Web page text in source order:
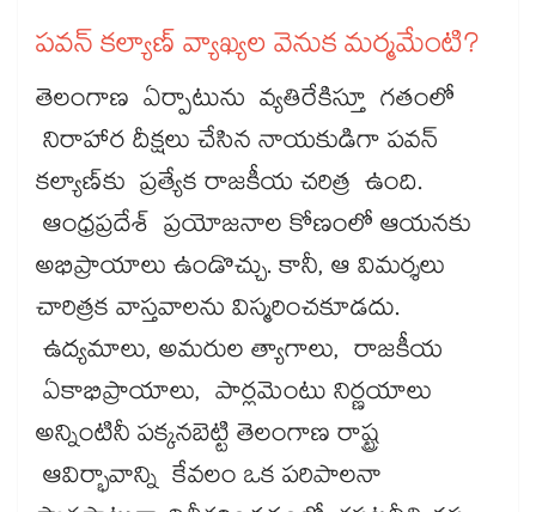
పవన్ కల్యాణ్ వ్యాఖ్యల వెనుక మర్మమేంటి?
తెలంగాణ ఏర్పాటును వ్యతిరేకిస్తూ గతంలో
నిరాహార దీక్షలు చేసిన నాయకుడిగా పవన్
కల్యాణ్‌‌‌‌‌‌‌‌‌‌‌‌‌‌‌‌‌‌‌‌‌‌‌‌‌‌‌‌‌‌‌‌‌‌‌‌‌‌‌‌‌‌‌‌‌‌‌‌‌‌‌‌‌‌‌‌‌‌‌‌‌‌‌‌‌‌‌‌‌‌‌‌‌‌‌‌‌‌‌‌‌‌‌‌‌‌‌‌‌‌‌‌‌‌‌‌‌‌‌‌‌‌‌‌‌‌‌‌‌‌‌‌‌‌‌‌‌‌‌‌‌‌‌‌‌‌‌‌‌‌‌‌‌‌‌‌‌‌‌‌‌‌‌‌‌‌‌‌‌‌‌‌‌‌‌‌‌‌‌‌‌‌‌‌‌‌‌‌‌‌‌‌‌‌‌‌‌‌‌‌‌‌‌‌‌‌‌‌‌‌‌‌‌‌‌‌‌‌‌‌‌‌‌‌‌‌‌‌‌‌‌‌‌‌‌‌‌‌‌‌‌‌‌‌‌‌‌‌‌‌‌‌‌‌‌‌‌‌‌‌‌‌‌‌‌‌‌‌‌‌‌‌‌‌‌‌కు ప్రత్యేక రాజకీయ చరిత్ర ఉంది.
ఆంధ్రప్రదేశ్ ప్రయోజనాల కోణంలో ఆయనకు
అభిప్రాయాలు ఉండొచ్చు. కానీ, ఆ విమర్శలు
చారిత్రక వాస్తవాలను విస్మరించకూడదు.
ఉద్యమాలు, అమరుల త్యాగాలు, రాజకీయ
ఏకాభిప్రాయాలు, పార్లమెంటు నిర్ణయాలు
అన్నింటినీ పక్కనబెట్టి తెలంగాణ రాష్ట్ర
ఆవిర్భావాన్ని కేవలం ఒక పరిపాలనా